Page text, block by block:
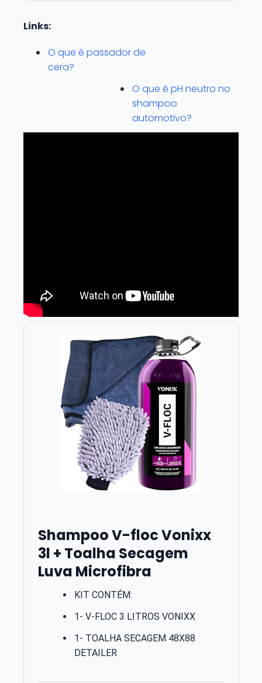
Links:
O que é passador de
cera?
O que é pH neutro no
shampoo
automotivo?
Shampoo V-floc Vonixx
3l + Toalha Secagem
Luva Microfibra
KIT CONTÉM:
1- V-FLOC 3 LITROS VONIXX
1- TOALHA SECAGEM 48X88
DETAILER